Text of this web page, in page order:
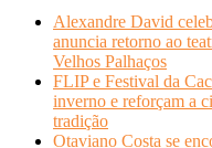
Alexandre David
anuncia retorno ao
Velhos Palhaços
FLIP e Festival da
inverno e reforçam a
tradição
Otaviano Costa se